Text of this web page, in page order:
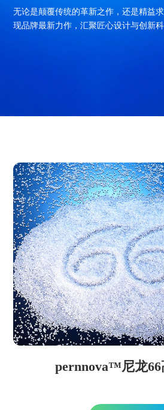
无论是颠覆传统的革新之作，还是精益
现品牌最新力作，汇聚匠心设计与创新科
pernnova™尼龙66